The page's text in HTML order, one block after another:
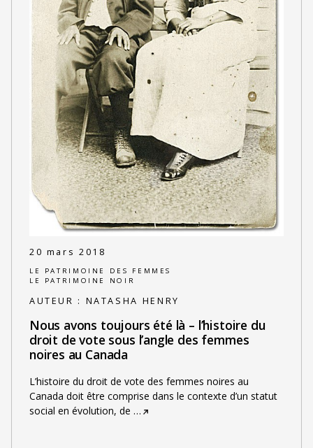
20 mars 2018
LE PATRIMOINE DES FEMMES
LE PATRIMOINE NOIR
AUTEUR : NATASHA HENRY
Nous avons toujours été là – l’histoire du
droit de vote sous l’angle des femmes
noires au Canada
L’histoire du droit de vote des femmes noires au
Canada doit être comprise dans le contexte d’un statut
social en évolution, de …